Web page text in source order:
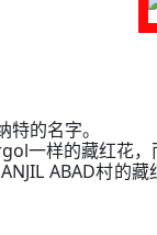
的名字。
一样的藏红花
ABAD村的